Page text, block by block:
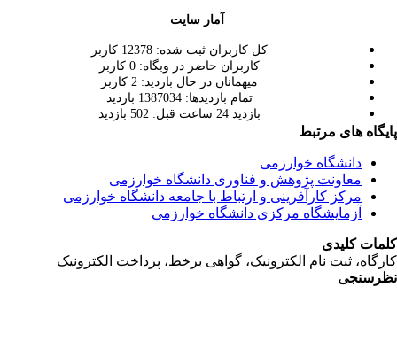
كل کاربران ثبت شده: 12378 کاربر
کاربران حاضر در وبگاه: 0 کاربر
ميهمانان در حال بازديد: 2 کاربر
تمام بازديد‌ها: 1387034 بازدید
بازديد 24 ساعت قبل: 502 بازدید
فناوری دانشگاه خوارزمی
و ارتباط با جامعه دانشگاه خوارزمی
دانشگاه خوارزمی
گواهی برخط، پرداخت الکترونیک